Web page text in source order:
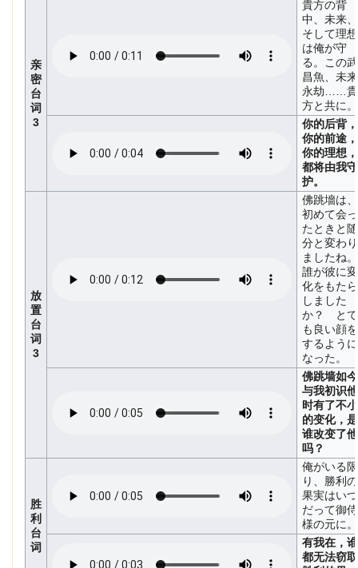
亲
密
台
词
3
貴方の背
中、未来、
そして理想
は俺が守
る。この武
昌魚、未来
永劫……貴
方と共に。
你的后背，
你的前途，
你的理想，
都将由我守
护。
放
置
台
词
3
佛跳墻は、
初めて会っ
たときと随
分と変わり
ましたね。
誰が彼に変
化をもたら
しました
か？ とて
も良い顔を
するように
なった。
佛跳墙如今
与我初识他
时有了不小
的变化，是
谁改变了他
吗？
胜
利
台
词
俺がいる限
り、勝利の
果実はいつ
だって御侍
様の元に。
有我在，谁
都无法窃取